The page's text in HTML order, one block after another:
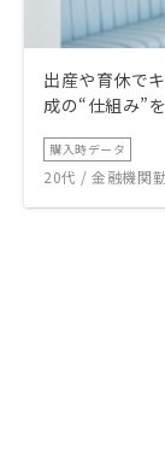
出産や育休で
成の“仕組み”
購入時データ
20代 / 金融機関